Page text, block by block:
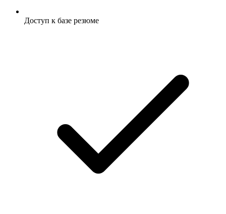
Доступ к базе резюме